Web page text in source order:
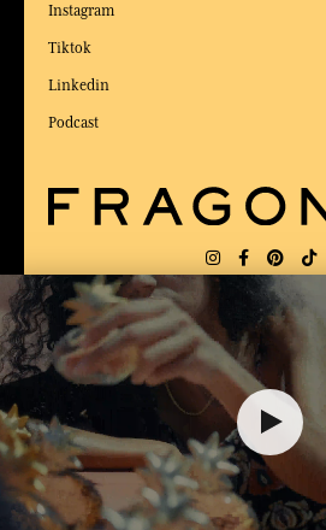
$ 70.00
Instagram
Tiktok
Linkedin
Podcast
LIEFERUNG: US
ZUM BESTEN ONLINE-
2025 vom Magazin Capital